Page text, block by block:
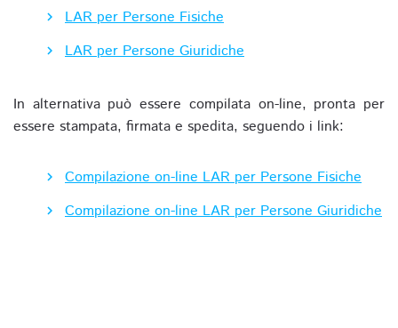
LAR per Persone Fisiche
LAR per Persone Giuridiche
In alternativa può essere compilata on-line, pronta per
essere stampata, firmata e spedita, seguendo i link:
Compilazione on-line LAR per Persone Fisiche
Compilazione on-line LAR per Persone Giuridiche